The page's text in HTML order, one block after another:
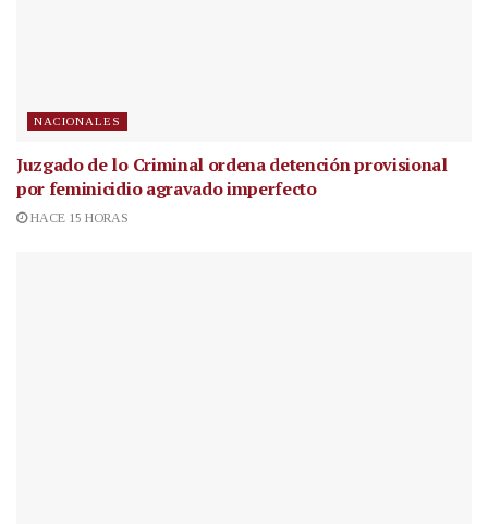
NACIONALES
Juzgado de lo Criminal ordena detención provisional
por feminicidio agravado imperfecto
HACE 15 HORAS